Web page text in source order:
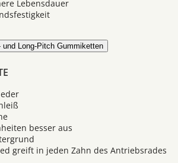
Lebensdauer
und Long-Pitch Gummiketten
besser aus
greift in jeden Zahn des Antriebsrades